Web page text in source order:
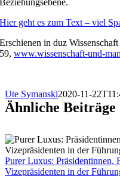
Beziehungsebene.
Hier geht es zum Text – viel
Erschienen in duz
59,www.wissenschaft-und-
Ute Symanski2020-11-
Ähnliche Beiträge
Purer Luxus: Präsidentinnen,
Vizepräsidenten in der